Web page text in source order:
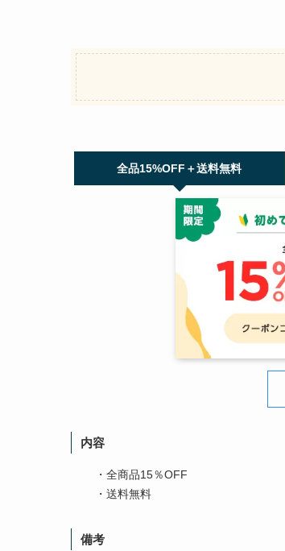
全品15%OFF＋送料無料
内容
・全商品15％OFF
・送料無料
備考